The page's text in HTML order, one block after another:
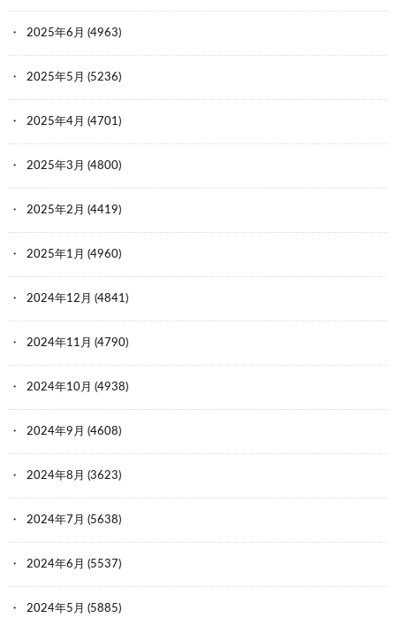
2025年6月 (4963)
2025年5月 (5236)
2025年4月 (4701)
2025年3月 (4800)
2025年2月 (4419)
2025年1月 (4960)
2024年12月 (4841)
2024年11月 (4790)
2024年10月 (4938)
2024年9月 (4608)
2024年8月 (3623)
2024年7月 (5638)
2024年6月 (5537)
2024年5月 (5885)